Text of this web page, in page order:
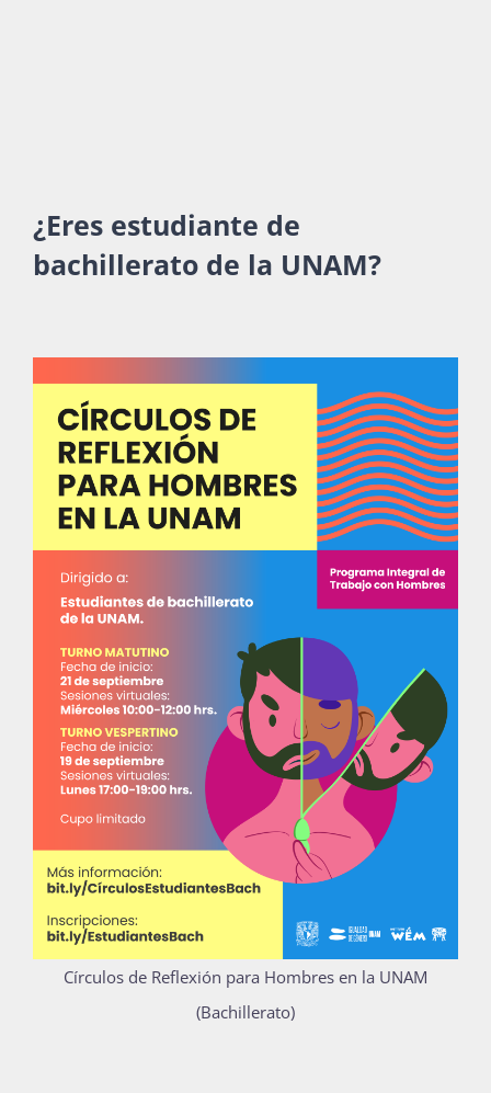
¿Eres estudiante de
bachillerato de la UNAM?
Círculos de Reflexión para Hombres en la UNAM
(Bachillerato)